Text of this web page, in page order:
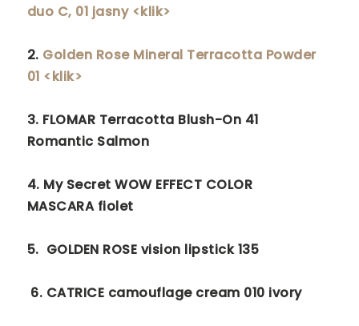
duo C, 01 jasny <klik>
2. Golden Rose Mineral Terracotta Powder
01 <klik>
3. FLOMAR Terracotta Blush-On 41
Romantic Salmon
4. My Secret WOW EFFECT COLOR
MASCARA fiolet
5. GOLDEN ROSE vision lipstick 135
6. CATRICE camouflage cream 010 ivory